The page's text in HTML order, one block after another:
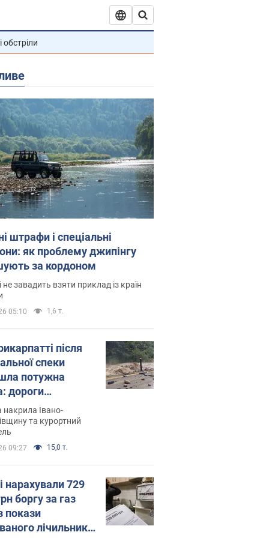
обстріли
штрафи і спеціальні
як проблему джипінгу
за кордоном
не завадить взяти приклад із країн
05:10 1,6 т.
після
спеки
потужна
дороги
на
Відео
накрила Івано-
та курортний
09:27 15,0 т.
нарахували 729
боргу за газ
покази
лічильника: